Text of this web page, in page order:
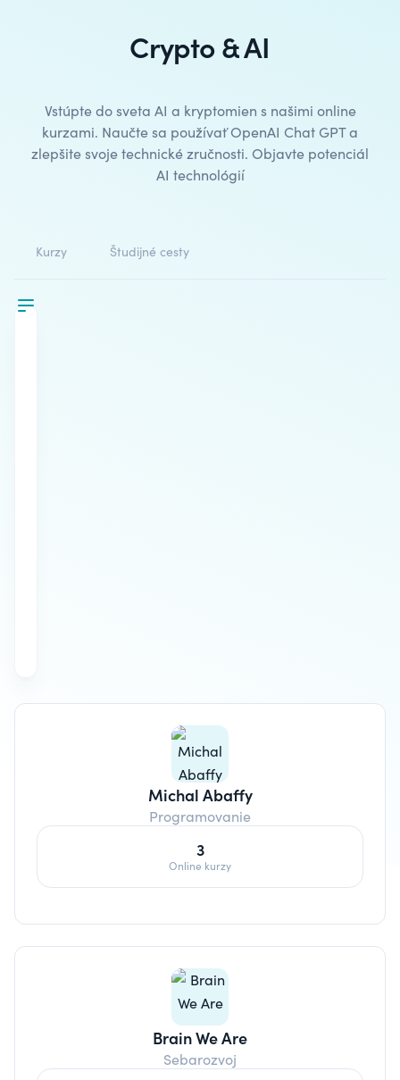
Crypto & AI
Vstúpte do sveta AI a kryptomien s našimi online
kurzami. Naučte sa používať OpenAI Chat GPT a
zlepšite svoje technické zručnosti. Objavte potenciál
AI technológií
Kurzy Študijné cesty
Michal Abaffy
Programovanie
3
Online kurzy
Brain We Are
Sebarozvoj